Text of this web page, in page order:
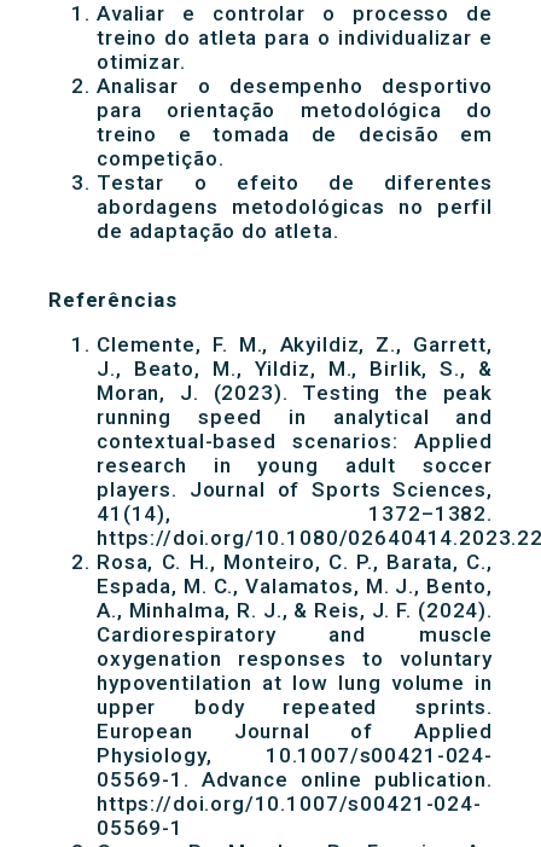
Avaliar e controlar o processo de
treino do atleta para o individualizar e
otimizar.
Analisar o desempenho desportivo
para orientação metodológica do
treino e tomada de decisão em
competição.
Testar o efeito de diferentes
abordagens metodológicas no perfil
de adaptação do atleta.
Referências
Clemente, F. M., Akyildiz, Z., Garrett,
J., Beato, M., Yildiz, M., Birlik, S., &
Moran, J. (2023). Testing the peak
running speed in analytical and
contextual-based scenarios: Applied
research in young adult soccer
players. Journal of Sports Sciences,
41(14), 1372–1382.
https://doi.org/10.1080/
Rosa, C. H., Monteiro, C. P., Barata, C.,
Espada, M. C., Valamatos, M. J., Bento,
A., Minhalma, R. J., & Reis, J. F. (2024).
Cardiorespiratory and muscle
oxygenation responses to voluntary
hypoventilation at low lung volume in
upper body repeated sprints.
European Journal of Applied
Physiology, 10.1007/s00421-024-
05569-1. Advance online publication.
https://doi.org/10.1007/s00421-024-
05569-1